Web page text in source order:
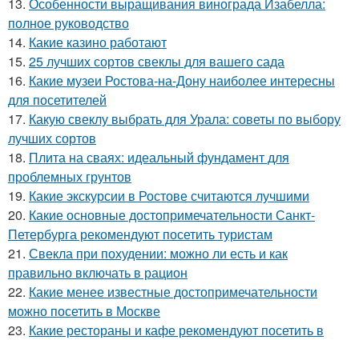
полное руководство
14. Какие казино работают
15. 25 лучших сортов свеклы для вашего сада
16. Какие музеи Ростова-на-Дону наиболее интересны
для посетителей
17. Какую свеклу выбрать для Урала: советы по выбору
лучших сортов
18. Плита на сваях: идеальный фундамент для
проблемных грунтов
19. Какие экскурсии в Ростове считаются лучшими
20. Какие основные достопримечательности Санкт-
Петербурга рекомендуют посетить туристам
21. Свекла при похудении: можно ли есть и как
правильно включать в рацион
22. Какие менее известные достопримечательности
можно посетить в Москве
23. Какие рестораны и кафе рекомендуют посетить в